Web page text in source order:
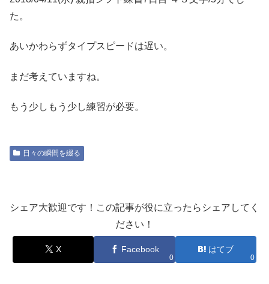
た。
あいかわらずタイプスピードは遅い。
まだ考えていますね。
もう少しもう少し練習が必要。
日々の瞬間を綴る
シェア大歓迎です！この記事が役に立ったらシェアしてく
ださい！
X Facebook
0
はてブ
0